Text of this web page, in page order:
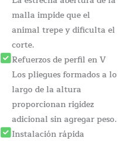
malla impide que el
animal trepe y dificulta el
corte.
Refuerzos de perfil en V
Los pliegues formados a lo
largo de la altura
proporcionan rigidez
adicional sin agregar peso.
Instalación rápida